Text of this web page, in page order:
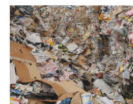
Kapcsolat
Fémtörvény
Körforgásos gazdaság
Hulladékgazdálkodók
Országos Szövetsége